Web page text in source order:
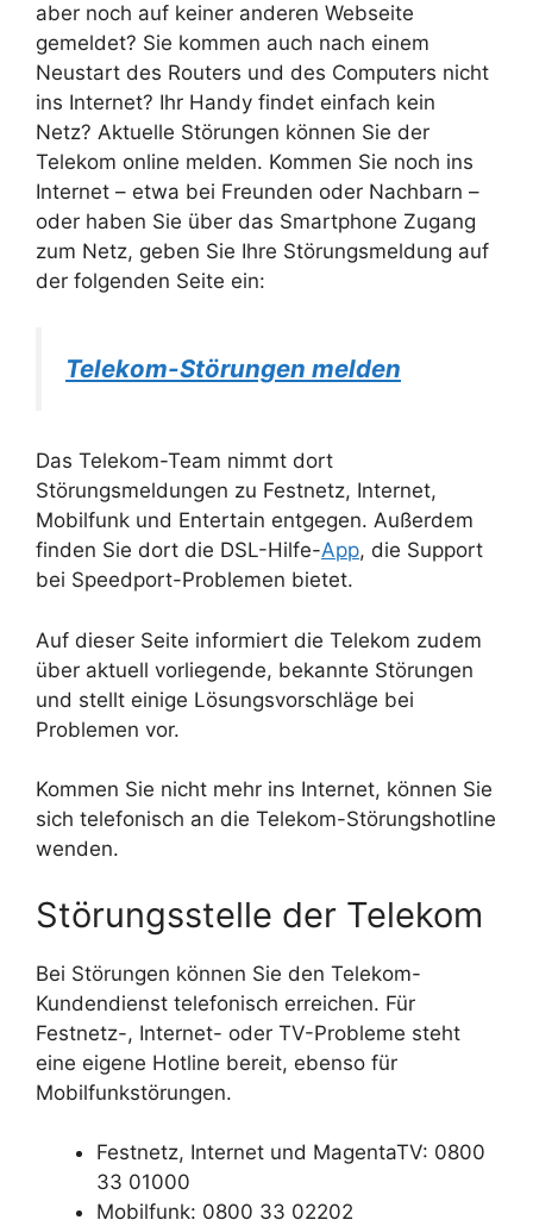
aber noch auf keiner anderen Webseite
gemeldet? Sie kommen auch nach einem
Neustart des Routers und des Computers nicht
ins Internet? Ihr Handy findet einfach kein
Netz? Aktuelle Störungen können Sie der
Telekom online melden. Kommen Sie noch ins
Internet – etwa bei Freunden oder Nachbarn –
oder haben Sie über das Smartphone Zugang
zum Netz, geben Sie Ihre Störungsmeldung auf
der folgenden Seite ein:
Telekom-Störungen melden
Das Telekom-Team nimmt dort
Störungsmeldungen zu Festnetz, Internet,
Mobilfunk und Entertain entgegen. Außerdem
finden Sie dort die DSL-Hilfe-App, die Support
bei Speedport-Problemen bietet.
Auf dieser Seite informiert die Telekom zudem
über aktuell vorliegende, bekannte Störungen
und stellt einige Lösungsvorschläge bei
Problemen vor.
Kommen Sie nicht mehr ins Internet, können Sie
sich telefonisch an die Telekom-Störungshotline
wenden.
Störungsstelle der Telekom
Bei Störungen können Sie den Telekom-
Kundendienst telefonisch erreichen. Für
Festnetz-, Internet- oder TV-Probleme steht
eine eigene Hotline bereit, ebenso für
Mobilfunkstörungen.
Festnetz, Internet und MagentaTV: 0800
33 01000
Mobilfunk: 0800 33 02202